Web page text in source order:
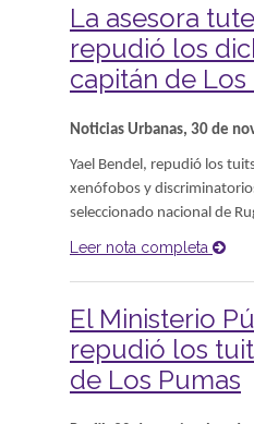
La asesora
repudió los
capitán de Los
Noticias Urbanas, 30 de
Yael Bendel, repudió los
xenófobos y
seleccionado nacional de
Leer nota completa
El Ministerio
repudió los
de Los Pumas